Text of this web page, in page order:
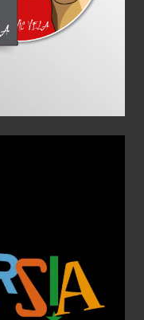
escultura
Identidad
Logotipo Web